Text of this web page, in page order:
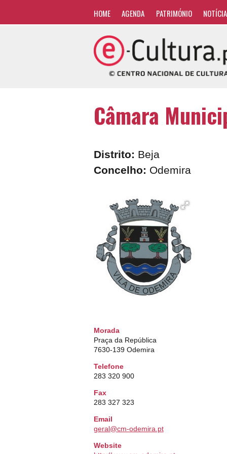
HOME AGENDA PATRIMÓNIO
Câmara
Distrito: Beja
Concelho: Odemira
Morada
Praça da República
7630-139 Odemira
Telefone
283 320 900
Fax
283 327 323
Email
geral@cm-odemira.pt
Website